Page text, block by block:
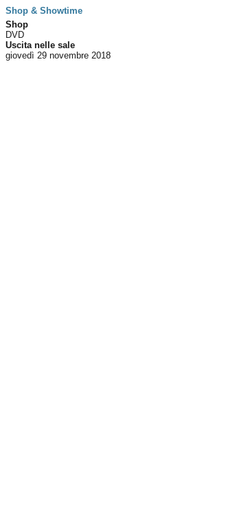
Shop & Showtime
Shop
DVD
Uscita nelle sale
giovedì 29 novembre 2018